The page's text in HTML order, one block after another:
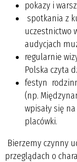
pokazy i
spotkania z
uczestnictwo
audycjach
regularnie
Polska czyta
festyn
(np.
wpisały się
placówki.
Bierzemy czynny
przeglądach o